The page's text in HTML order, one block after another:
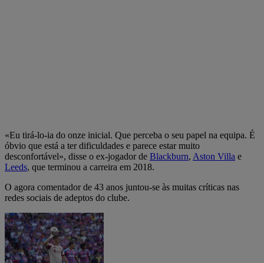
«Eu tirá-lo-ia do onze inicial. Que perceba o seu papel na equipa. É
óbvio que está a ter dificuldades e parece estar muito
desconfortável», disse o ex-jogador de Blackburn, Aston Villa e
Leeds, que terminou a carreira em 2018.
O agora comentador de 43 anos juntou-se às muitas críticas nas
redes sociais de adeptos do clube.